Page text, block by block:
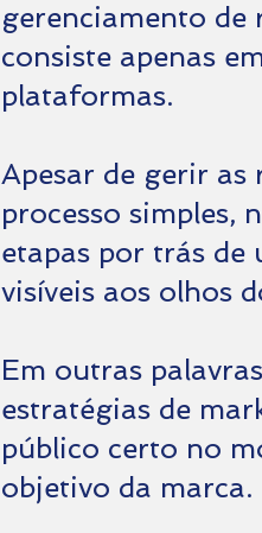
gerenciamento de
consiste apenas
plataformas.
Apesar de gerir as
processo simples,
etapas por trás
visíveis aos olhos
Em outras
estratégias de
público certo no
objetivo da marca.